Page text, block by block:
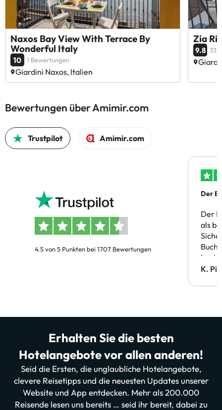
Naxos Bay View With Terrace By
Wonderful Italy
10 1 Bewertungen
Giardini Naxos, Italien
Zia
9.8 33
Bewertungen über Amimir.com
Trustpilot Amimir.com
4.5 von 5 Punkten bei 1707 Bewertungen
Der
Der
als
K.
Erhalten Sie die besten
Hotelangebote vor allen anderen!
Seid die Ersten, die unglaubliche Hotelangebote,
clevere Reisetipps und die neuesten Updates unserer
Website und App entdecken. Mehr als 200.000
Reisende lesen uns bereits … seid ihr bereit, dabei zu